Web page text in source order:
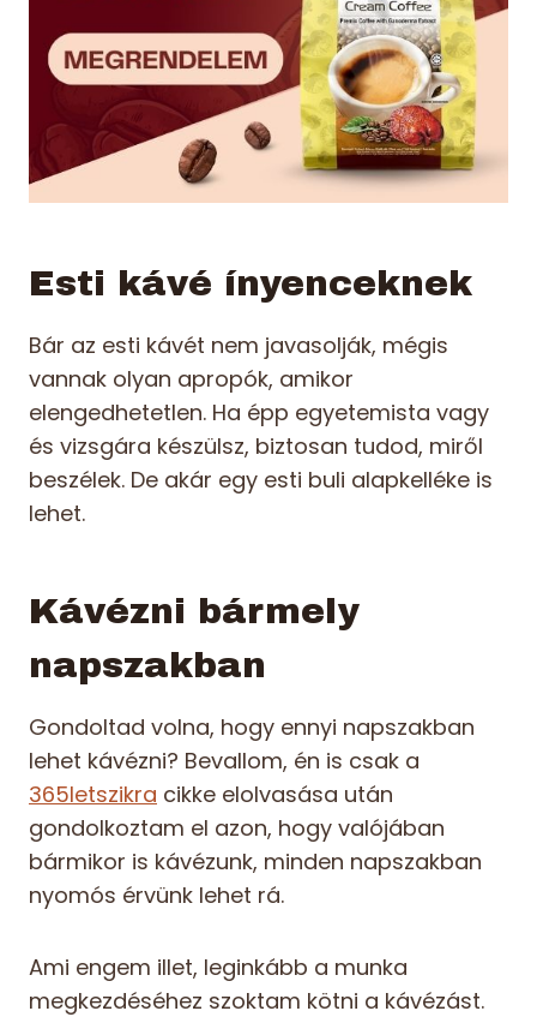
Esti kávé ínyenceknek
Bár az esti kávét nem javasolják, mégis
vannak olyan apropók, amikor
elengedhetetlen. Ha épp egyetemista vagy
és vizsgára készülsz, biztosan tudod, miről
beszélek. De akár egy esti buli alapkelléke is
lehet.
Kávézni bármely
napszakban
Gondoltad volna, hogy ennyi napszakban
lehet kávézni? Bevallom, én is csak a
365letszikra cikke elolvasása után
gondolkoztam el azon, hogy valójában
bármikor is kávézunk, minden napszakban
nyomós érvünk lehet rá.
Ami engem illet, leginkább a munka
megkezdéséhez szoktam kötni a kávézást.